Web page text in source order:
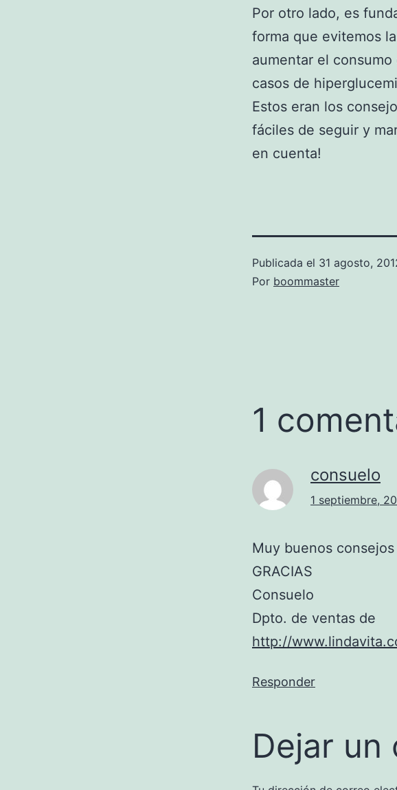
Por otro lado, es
forma que evitemos
aumentar el
casos de
Estos eran los
fáciles de seguir y
en cuenta!
Publicada el 31 agosto,
Por boommaster
1
consuelo
1 septiembre,
Muy buenos consejos
GRACIAS
Consuelo
Dpto. de ventas de
http://
Responder
Dejar un